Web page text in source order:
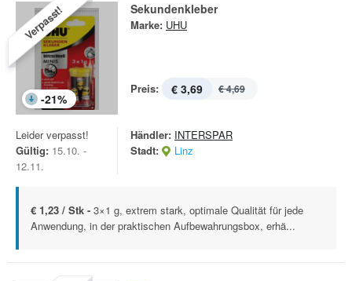
Verpasst!
-21%
Sekundenkleber
Marke: UHU
Preis: € 3,69 € 4,69
Leider verpasst!
Gültig: 15.10. -
12.11.
Händler: INTERSPAR
Stadt:
Linz
€ 1,23 / Stk - 3×1 g, extrem stark, optimale Qualität für jede
Anwendung, in der praktischen Aufbewahrungsbox, erhä...